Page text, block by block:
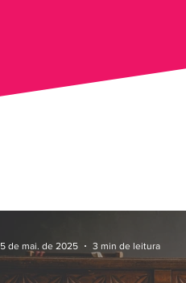
5 de mai. de 2025 3 min de leitura